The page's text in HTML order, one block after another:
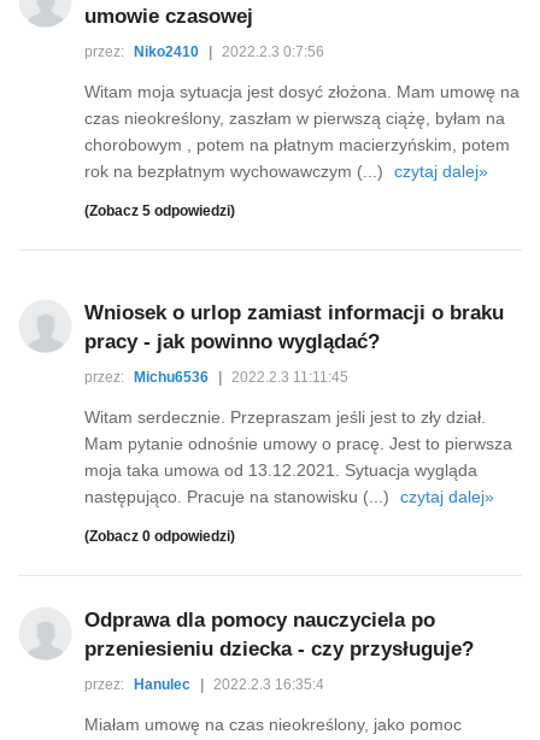
umowie czasowej
przez: Niko2410 2022.2.3 0:7:56
Witam moja sytuacja jest dosyć złożona. Mam umowę na
czas nieokreślony, zaszłam w pierwszą ciążę, byłam na
chorobowym , potem na płatnym macierzyńskim, potem
rok na bezpłatnym wychowawczym (...)
czytaj dalej»
(Zobacz 5 odpowiedzi)
Wniosek o urlop zamiast informacji o braku
pracy - jak powinno wyglądać?
przez: Michu6536 2022.2.3 11:11:45
Witam serdecznie. Przepraszam jeśli jest to zły dział.
Mam pytanie odnośnie umowy o pracę. Jest to pierwsza
moja taka umowa od 13.12.2021. Sytuacja wygląda
następująco. Pracuje na stanowisku (...)
czytaj dalej»
(Zobacz 0 odpowiedzi)
Odprawa dla pomocy nauczyciela po
przeniesieniu dziecka - czy przysługuje?
przez: Hanulec 2022.2.3 16:35:4
Miałam umowę na czas nieokreślony, jako pomoc